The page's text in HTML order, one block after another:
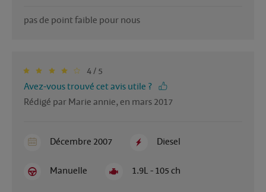
pas de point faible pour nous
4 / 5
Avez-vous trouvé cet avis utile ?
Rédigé par Marie annie, en mars 2017
Décembre 2007 Diesel
Manuelle 1.9L - 105 ch